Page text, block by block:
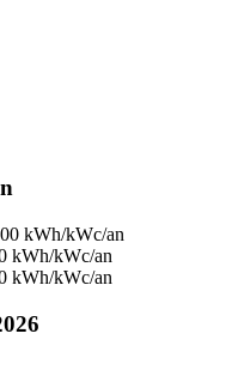
kWh/kWc/an
kWh/kWc/an
kWh/kWc/an